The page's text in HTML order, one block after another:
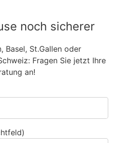
noch sicherer
Basel, St.Gallen oder
Fragen Sie jetzt Ihre
an!